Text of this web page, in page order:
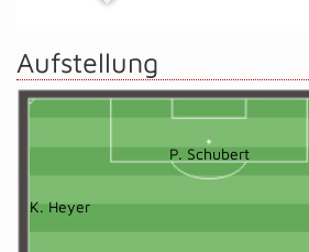
Aufstellung
P. Schubert
K. Heyer